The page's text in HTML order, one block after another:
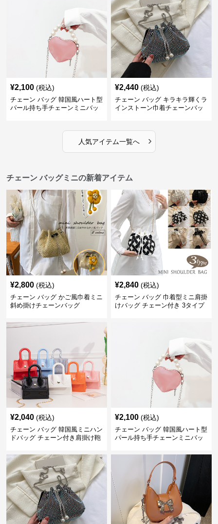
¥2,100 (税込)
チェーン バッグ 韓国風ハート型
パール持ち手チェーンミニバッ
¥2,440 (税込)
チェーン バッグ キラキラ輝くラ
インストーン巾着チェーンバッ
人気アイテム一覧へ ›
チェーン バッグミニの新着アイテム
¥2,800 (税込)
チェーン バッグ かご風巾着ミニ
斜め掛けチェーンバッグ
¥2,840 (税込)
チェーン バッグ 巾着型ミニ肩掛
けバッグ チェーン付き 3タイプ
¥2,040 (税込)
チェーン バッグ 韓国風ミニハン
ドバッグ チェーン付き肩掛け鞄
¥2,100 (税込)
チェーン バッグ 韓国風ハート型
パール持ち手チェーンミニバッ